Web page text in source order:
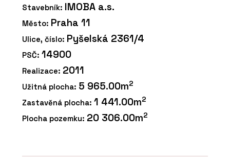
Stavebník: IMOBA a.s.
Město: Praha 11
Ulice, číslo: Pyšelská 2361/4
PSČ: 14900
Realizace: 2011
Užitná plocha: 5 965.00m2
Zastavěná plocha: 1 441.00m2
Plocha pozemku: 20 306.00m2